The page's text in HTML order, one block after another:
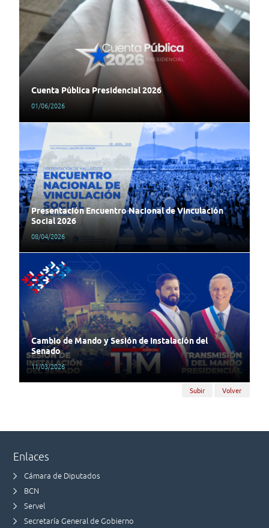
Cuenta Pública Presidencial 2026
01/06/2026
Presentación Encuentro Nacional de Vinculación
Social 2026
08/04/2026
Cambio de Mando y Sesión de Instalación del
Senado
11/03/2026
Subir Volver
Enlaces
Cámara de Diputados
BCN
Servel
Secretaría General de Gobierno